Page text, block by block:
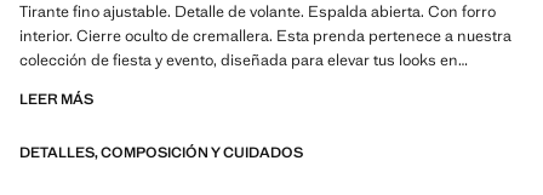
Tirante fino ajustable. Detalle de volante. Espalda abierta. Con forro
interior. Cierre oculto de cremallera. Esta prenda pertenece a nuestra
colección de fiesta y evento, diseñada para elevar tus looks en
Producto en rebajas
LEER MÁS
DETALLES, COMPOSICIÓN Y CUIDADOS